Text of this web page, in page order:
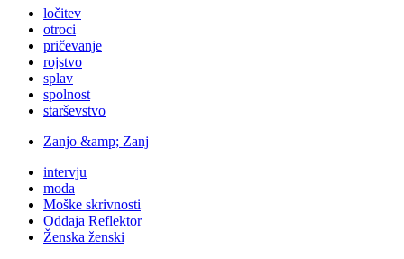
ločitev
otroci
pričevanje
rojstvo
splav
spolnost
starševstvo
Zanjo &amp; Zanj
intervju
moda
Moške skrivnosti
Oddaja Reflektor
Ženska ženski